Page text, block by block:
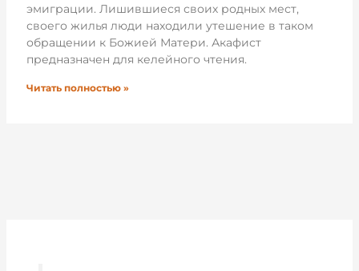
эмиграции. Лишившиеся своих родных мест,
своего жилья люди находили утешение в таком
обращении к Божией Матери. Акафист
предназначен для келейного чтения.
Читать полностью »